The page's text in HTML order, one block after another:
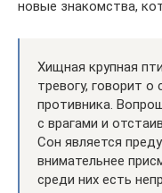
новые знакомства,
Хищная крупная
тревогу, говорит о
противника.
с врагами и
Сон является
внимательнее
среди них есть